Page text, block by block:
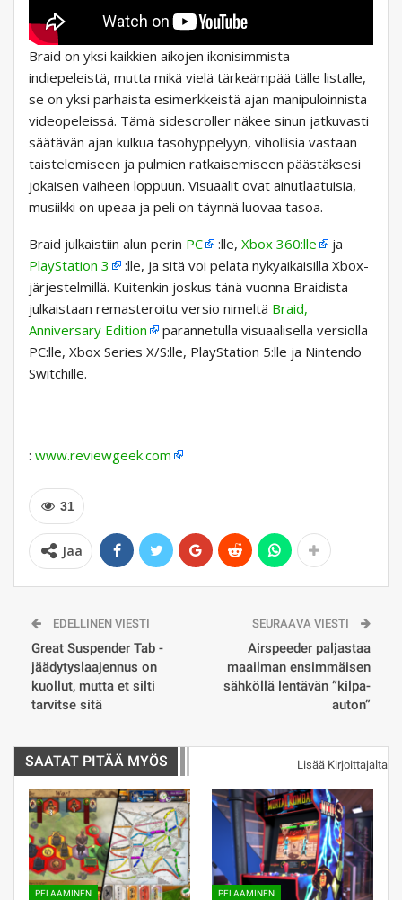
Braid on yksi kaikkien aikojen ikonisimmista
indiepeleistä, mutta mikä vielä tärkeämpää tälle listalle,
se on yksi parhaista esimerkkeistä ajan manipuloinnista
videopeleissä. Tämä sidescroller näkee sinun jatkuvasti
säätävän ajan kulkua tasohyppelyyn, vihollisia vastaan ​​
taistelemiseen ja pulmien ratkaisemiseen päästäksesi
jokaisen vaiheen loppuun. Visuaalit ovat ainutlaatuisia,
musiikki on upeaa ja peli on täynnä luovaa tasoa.
Braid julkaistiin alun perin PC :lle, Xbox 360:lle
ja
PlayStation 3
:lle, ja sitä voi pelata nykyaikaisilla Xbox-
järjestelmillä. Kuitenkin joskus tänä vuonna Braidista
julkaistaan ​​remasteroitu versio nimeltä Braid,
Anniversary Edition
parannetulla visuaalisella versiolla
PC:lle, Xbox Series X/S:lle, PlayStation 5:lle ja Nintendo
Switchille.
: www.reviewgeek.com
31
Jaa
EDELLINEN VIESTI
Great Suspender Tab -
jäädytyslaajennus on
kuollut, mutta et silti
tarvitse sitä
SEURAAVA VIESTI
Airspeeder paljastaa
maailman ensimmäisen
sähköllä lentävän ”kilpa-
auton”
SAATAT PITÄÄ MYÖS Lisää Kirjoittajalta
PELAAMINEN PELAAMINEN